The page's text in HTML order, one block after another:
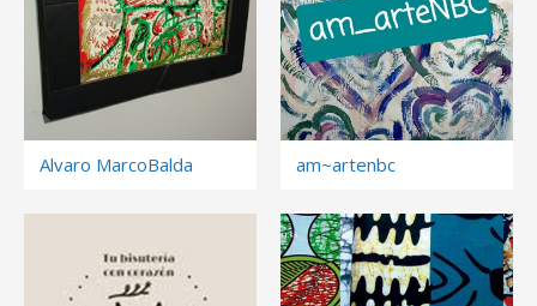
Alvaro MarcoBalda am~artenbc